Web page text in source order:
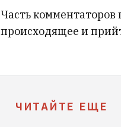
Часть
происходящее и
ЧИТАЙТЕ ЕЩЕ